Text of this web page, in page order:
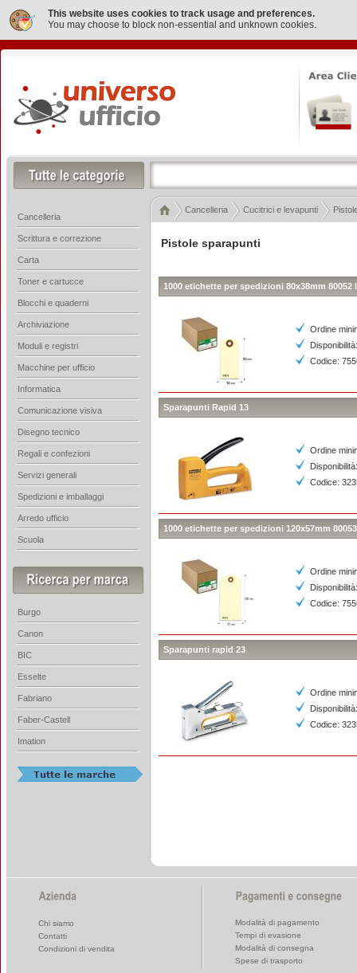
This website uses cookies to track usage and preferences.
You may choose to block non-essential and unknown cookies.
Pistole sparapunti
1000 etichette per spedizioni 80x38mm 80052
Ordine
Codice:
Sparapunti Rapid 13
Ordine
Codice:
1000 etichette per spedizioni 120x57mm
Ordine
Codice:
Sparapunti rapid 23
Ordine
Codice:
Cancelleria Cucitrici e levapunti
Cancelleria
Scrittura e correzione
Carta
Toner e cartucce
Blocchi e quaderni
Archiviazione
Moduli e registri
Macchine per ufficio
Informatica
Comunicazione visiva
Disegno tecnico
Regali e confezioni
Servizi generali
Spedizioni e imballaggi
Arredo ufficio
Scuola
Burgo
Canon
BIC
Esselte
Fabriano
Faber-Castell
Imation
Chi siamo
Contatti
Condizioni di vendita
Modalità di pagamento
Tempi di evasione
Modalità di consegna
Spese di trasporto